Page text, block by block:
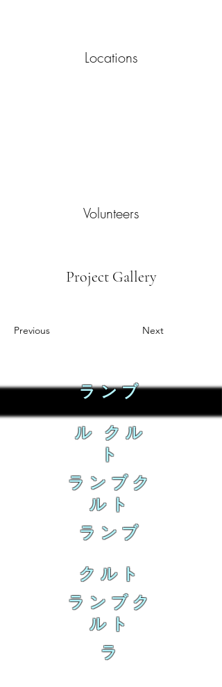
Locations
Volunteers
Project Gallery
Previous Next
ランブ
ル クル
ト
ランブク
ルト
ランブ
クルト
ランブク
ルト
ラ